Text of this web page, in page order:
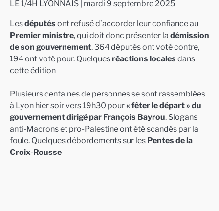
LE 1/4H LYONNAIS | mardi 9 septembre 2025
Lesdéputés ont refusé d’accorder leur confiance au
Premier ministre, qui doit donc présenter la démission
de son gouvernement. 364 députés ont voté contre,
194 ont voté pour. Quelques réactions locales dans
cette édition
Plusieurs centaines de personnes se sont rassemblées
à Lyon hier soir vers 19h30 pour« fêter le départ » du
gouvernement dirigé par François Bayrou. Slogans
anti-Macrons et pro-Palestine ont été scandés par la
foule. Quelques débordements sur les Pentes de la
Croix-Rousse